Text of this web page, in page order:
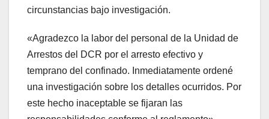
circunstancias bajo investigación.
«Agradezco la labor del personal de la Unidad de
Arrestos del DCR por el arresto efectivo y
temprano del confinado. Inmediatamente ordené
una investigación sobre los detalles ocurridos. Por
este hecho inaceptable se fijaran las